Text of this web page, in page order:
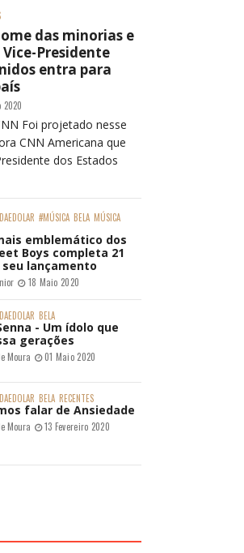
das minorias e
Presidente
entra para
2020
Foi projetado nesse
CNN Americana que
dos Estados
#MÚSICA BELA MÚSICA
emblemático dos
Boys completa 21
seu lançamento
18 Maio 2020
BELA
- Um ídolo que
gerações
Moura 01 Maio 2020
BELA RECENTES
falar de Ansiedade
Moura 13 Fevereiro 2020